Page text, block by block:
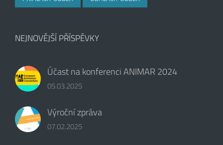
NEJNOVĚJŠÍ PŘÍSPĚVKY
Účast na konferenci ANIMAR 2024
05.03.2025
Výroční zpráva
07.02.2025